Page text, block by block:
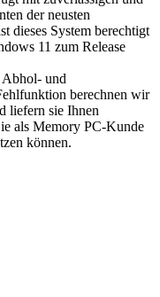
der neusten
dieses System berechtigt
11 zum Release
Abhol- und
berechnen wir
liefern sie Ihnen
als Memory PC-Kunde
können.